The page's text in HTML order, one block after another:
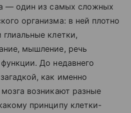
— один из самых сложных
организма: в ней плотно
клетки,
мышление, речь
До недавнего
как именно
возникают разные
принципу клетки-